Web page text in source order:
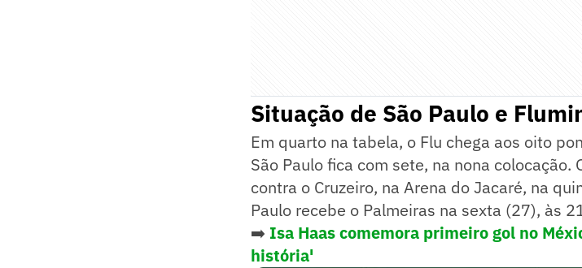
Situação de São Paulo e
Em quarto na tabela, o Flu chega aos oito
São Paulo fica com sete, na nona
contra o Cruzeiro, na Arena do Jacaré, na
Paulo recebe o Palmeiras na sexta (27), às
➡️ Isa Haas comemora primeiro gol no
história'